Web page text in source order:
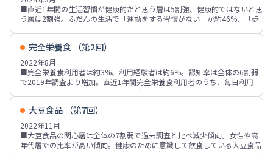
「乳製品」「大豆加工品」「野菜、きのこ類」が各6割前後、「魚介類、
水産加工品、海藻類」「卵」が各40%台。
な体を目指す」「筋肉や筋力の維持・増強」、女性では「たんぱく質の摂
取」が高い。直近1年間利用者のうち効果を感じた人は3割強。女性30～
70代では効果を感じなかった人が多い。
■プロテインの利用意向率は全体の2割弱、非利用意向率は5割強。利用意
向率は若年層で高い傾向。プロテイン直近1年間利用者では7割弱の利用意
向、利用未経験者では約5%。
■利用意向者の重視点は「味」が7割弱、「価格」「品質」「たんぱく質
の種類」が各5割前後、「手軽に摂取できる」「たんぱく質含有量」「安
全性」が各4割弱。
■直近1年間の生活習慣が健康的だと思う層は5割強、健康的ではないと思
う層は2割強。ふだんの生活で「運動をする習慣がない」が約46%、「歩
くことが少ない」「ご飯やパンなどの炭水化物をよく食べる」「ストレス
がたまっている」が各3割前後。直近3年間で気になっている健康数値につ
いて生活習慣病層と非生活習慣病層での比率の差が大きい項目は「体重」
「血圧」「血糖値、HbA1c」など。
■生活習慣病層(予備軍含む)は全体の約36%、男性や高年代層での比率が
高い傾向。健康的な生活習慣意識層は6割弱、男性30代と、女性10・20代
でやや低い。
■生活習慣病予防・対策の取り組み実施者は5割強、「行いたいと思って
いるが行っていない」が3割強。取り組み内容は「なるべく動いたり歩い
たりする」が実施者の6割強、「定期的に運動やトレーニング、体操な
ど」が5割弱、「食生活の改善」「規則正しい生活」が各4割強。
■生活習慣病の予防・対策実施者のきっかけは「加齢による衰えが気にな
る」が4割強、「健康診断・検査での指摘、医師などの勧め」が3割強、
完全栄養食 （第2回）
2022年8月
■完全栄養食利用者は約3%、利用経験者は約6%。認知率は全体の6割弱
で2019年調査より増加。直近1年間完全栄養食利用者のうち、毎日利用
者、週2～3回利用者は各2割弱。「定期的に利用していない」「試しに数
■完全栄養食利用意向者は2割弱、非利用意向者は4割強。現在利用者の利
用意向者の比率は8割強、利用中止者では4割強、認知・利用未経験者では
3割弱、非認知者では約9%。利用意向者が利用したいタイプは「パン」が
6割弱、「パスタ」が4割弱、「スープ」「カレー」「ラーメン」「シリア
ル」「クッキー」「チョコレート」などが各3割前後。
大豆食品 （第7回）
2022年11月
■大豆食品の関心層は全体の7割弱で過去調査と比べ減少傾向。女性や高
年代層での比率が高い傾向。健康のために意識して飲食している大豆食品